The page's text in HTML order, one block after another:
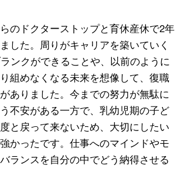
のドクターストップと育休産休で2年
した。周りがキャリアを築いていく
ンクができることや、以前のように
組めなくなる未来を想像して、復職
ありました。今までの努力が無駄に
不安がある一方で、乳幼児期の子ど
と戻って来ないため、大切にしたい
かったです。仕事へのマインドやモ
ランスを自分の中でどう納得させる